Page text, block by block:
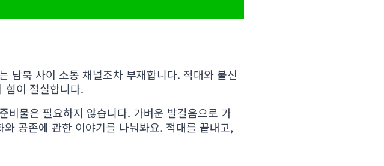
남북 사이 소통 채널조차 부재합니다. 적대와 불신
힘이 절실합니다.
비물은 필요하지 않습니다. 가벼운 발걸음으로 가
공존에 관한 이야기를 나눠봐요. 적대를 끝내고,